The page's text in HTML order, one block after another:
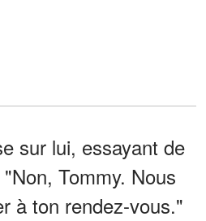
sur lui, essayant de
Tommy. Nous
à ton rendez-vous."